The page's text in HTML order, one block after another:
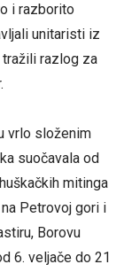
i razborito
unitaristi iz
tražili razlog za
vrlo složenim
suočavala od
mitinga
Petrovoj gori i
Borovu
6. veljače do 21